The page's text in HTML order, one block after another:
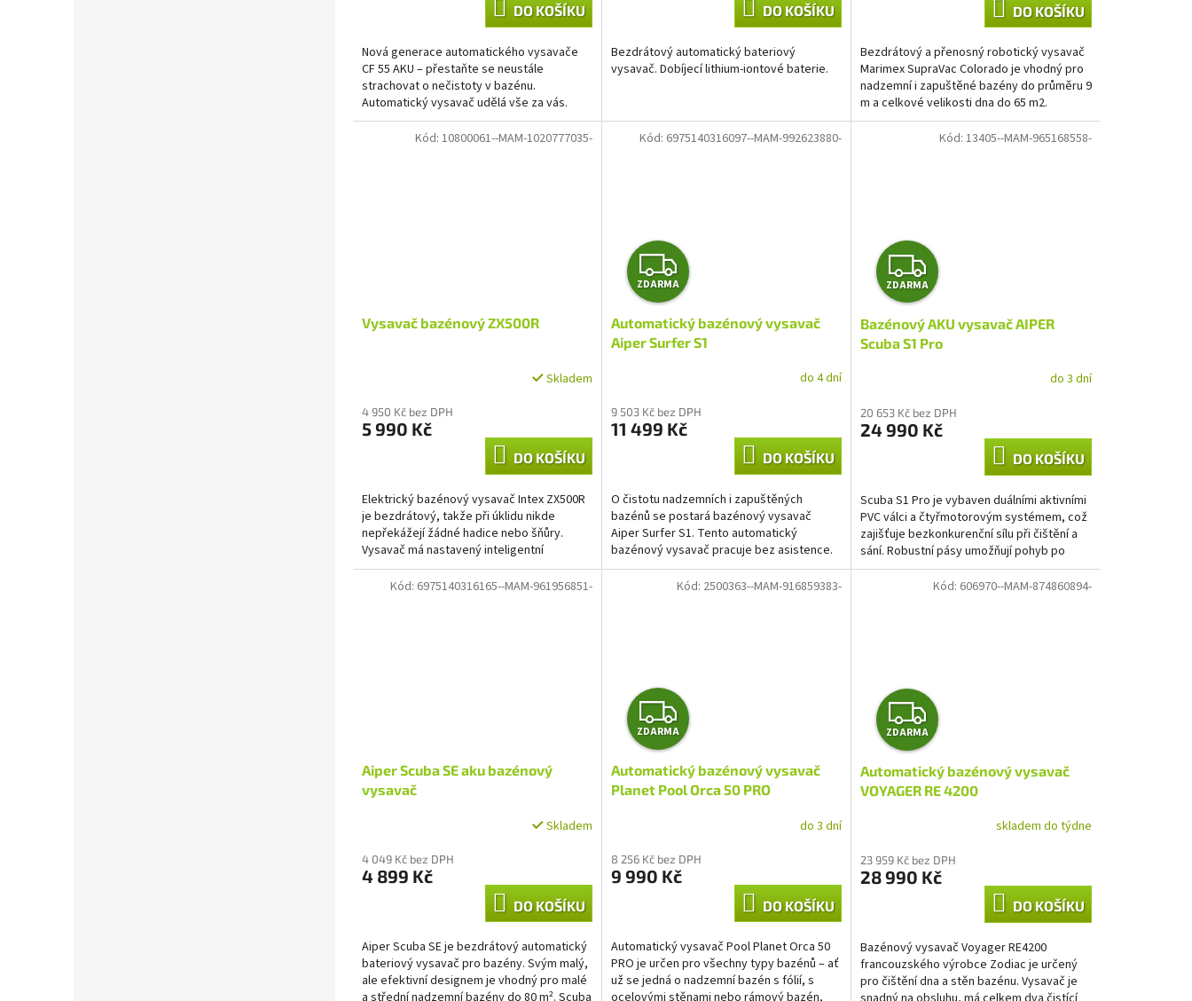
DO KOŠÍKU
Nová generace automatického vysavače
CF 55 AKU – přestaňte se neustále
strachovat o nečistoty v bazénu.
Automatický vysavač udělá vše za vás.
Užívejte si křišťálově čisté...
DO KOŠÍKU
Bezdrátový automatický bateriový
vysavač. Dobíjecí lithium-iontové baterie.
DO KOŠÍKU
Bezdrátový a přenosný robotický vysavač
Marimex SupraVac Colorado je vhodný pro
nadzemní i zapuštěné bazény do průměru 9
m a celkové velikosti dna do 65 m2.
Vysavač disponuje...
Vysavač bazénový ZX500R
Skladem
4 950 Kč bez DPH
5 990 Kč
DO KOŠÍKU
Elektrický bazénový vysavač Intex ZX500R
je bezdrátový, takže při úklidu nikde
nepřekážejí žádné hadice nebo šňůry.
Vysavač má nastavený inteligentní
algoritmus, který zaručuje...
Kód: 10800061--MAM-1020777035-
Z
D
A
M
ZDARMA
Automatický bazénový vysavač
Aiper Surfer S1
do 4 dní
9 503 Kč bez DPH
11 499 Kč
DO KOŠÍKU
O čistotu nadzemních i zapuštěných
bazénů se postará bazénový vysavač
Aiper Surfer S1. Tento automatický
bazénový vysavač pracuje bez asistence.
Automaticky zajistí čistotu...
Kód: 6975140316097--MAM-992623880-
Z
D
A
M
ZDARMA
Bazénový AKU vysavač AIPER
Scuba S1 Pro
do 3 dní
20 653 Kč bez DPH
24 990 Kč
DO KOŠÍKU
Scuba S1 Pro je vybaven duálními aktivními
PVC válci a čtyřmotorovým systémem, což
zajišťuje bezkonkurenční sílu při čištění a
sání. Robustní pásy umožňují pohyb po
nerovném dně...
Kód: 13405--MAM-965168558-
Aiper Scuba SE aku bazénový
vysavač
Skladem
4 049 Kč bez DPH
4 899 Kč
DO KOŠÍKU
Aiper Scuba SE je bezdrátový automatický
bateriový vysavač pro bazény. Svým malý,
ale efektivní designem je vhodný pro malé
Kód: 6975140316165--MAM-961956851-
Z
D
A
M
ZDARMA
Automatický bazénový vysavač
Planet Pool Orca 50 PRO
do 3 dní
8 256 Kč bez DPH
9 990 Kč
DO KOŠÍKU
Automatický vysavač Pool Planet Orca 50
PRO je určen pro všechny typy bazénů – ať
už se jedná o nadzemní bazén s fólií, s
Kód: 2500363--MAM-916859383-
Z
D
A
M
ZDARMA
Automatický bazénový vysavač
VOYAGER RE 4200
skladem do týdne
23 959 Kč bez DPH
28 990 Kč
DO KOŠÍKU
Bazénový vysavač Voyager RE4200
francouzského výrobce Zodiac je určený
pro čištění dna a stěn bazénu. Vysavač je
Kód: 606970--MAM-874860894-